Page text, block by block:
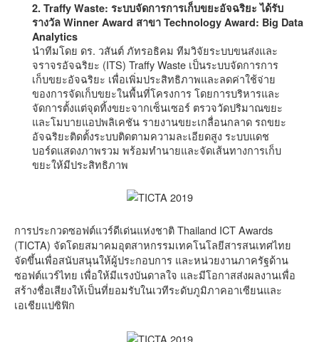
2. Traffy Waste: ระบบจัดการการเก็บขยะอัจฉริยะ ได้รับ
รางวัล Winner Award สาขา Technology Award: Big Data
Analytics
นำทีมโดย ดร. วสันต์ ภัทรอธิคม ทีมวิจัยระบบขนส่งและ
จราจรอัจฉริยะ (ITS) Traffy Waste เป็นระบบจัดการการ
เก็บขยะอัจฉริยะ เพื่อเพิ่มประสิทธิภาพและลดค่าใช้จ่าย
ของการจัดเก็บขยะในพื้นที่โครงการ โดยการบริหารและ
จัดการตั้งแต่จุดทิ้งขยะจากเซ็นเซอร์ ตรวจวัดปริมาณขยะ
และโมบายแอปพลิเคชัน รายงานขยะเกลื่อนกลาด รถขยะ
อัจฉริยะติดตั้งระบบติดตามความละเอียดสูง ระบบแดช
บอร์ดแสดงภาพรวม พร้อมทำนายและจัดเส้นทางการเก็บ
ขยะให้มีประสิทธิภาพ
การประกวดซอฟต์แวร์ดีเด่นแห่งชาติ Thailand ICT Awards
(TICTA) จัดโดยสมาคมอุตสาหกรรมเทคโนโลยีสารสนเทศไทย
จัดขึ้นเพื่อสนับสนุนให้ผู้ประกอบการ และหน่วยงานภาครัฐด้าน
ซอฟต์แวร์ไทย เพื่อให้มีแรงบันดาลใจ และมีโอกาสส่งผลงานเพื่อ
สร้างชื่อเสียงให้เป็นที่ยอมรับในเวทีระดับภูมิภาคอาเซียนและ
เอเชียแปซิฟิก